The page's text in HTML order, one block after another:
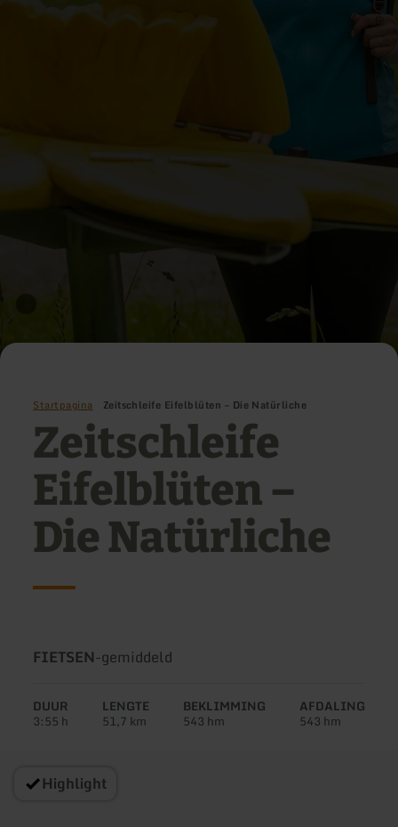
Startpagina Zeitschleife Eifelblüten – Die Natürliche
Zeitschleife
Eifelblüten –
Die Natürliche
Soort
FIETSEN-Moeilijkheidsgraad:
gemiddeld
DUUR
3:55 h
LENGTE
51,7 km
BEKLIMMING
543 hm
AFDALING
543 hm
Highlight